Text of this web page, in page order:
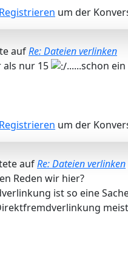
Registrieren um der
aufRe: Dateien verlinken
als nur 15
......schon
Registrieren um der
aufRe: Dateien verlinken
Reden wir hier?
ist so eine